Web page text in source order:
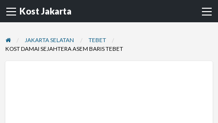
Kost Jakarta
JAKARTA SELATAN
TEBET
KOST DAMAI SEJAHTERA ASEM BARIS TEBET